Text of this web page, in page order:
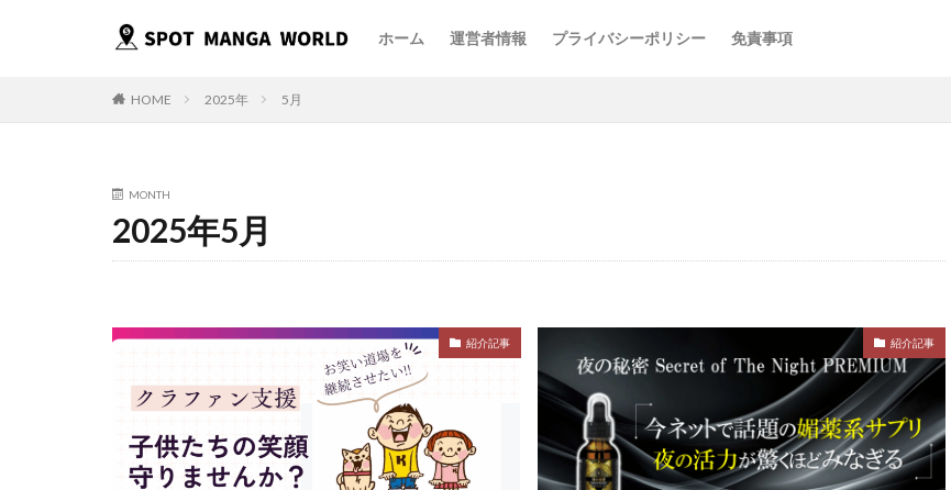
ホーム 運営者情報 プライバシーポリシー 免責事項
HOME 2025年 5月
MONTH
2025年5月
紹介記事 紹介記事